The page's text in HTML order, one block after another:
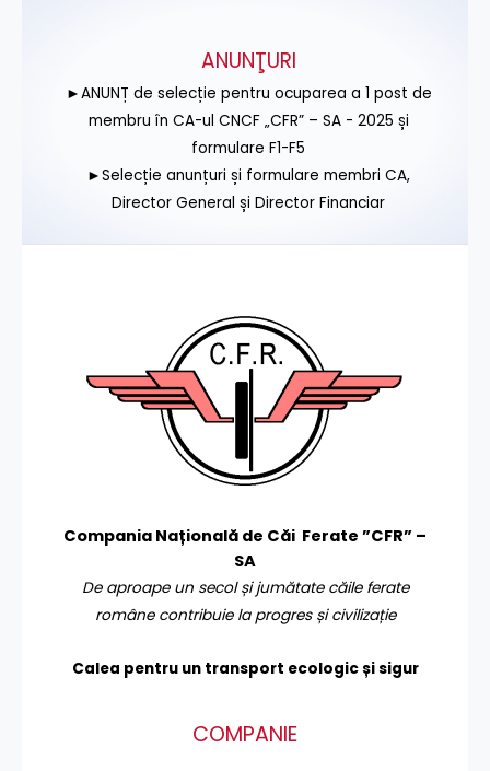
ANUNŢURI
►ANUNȚ de selecție pentru ocuparea a 1 post de
membru în CA-ul CNCF „CFR” – SA - 2025 și
formulare F1-F5
►Selecție anunțuri și formulare membri CA,
Director General și Director Financiar
Compania Națională de Căi Ferate ”CFR” –
SA
De aproape un secol și jumătate căile ferate
române contribuie la progres și civilizație
Calea pentru un transport ecologic și sigur
COMPANIE